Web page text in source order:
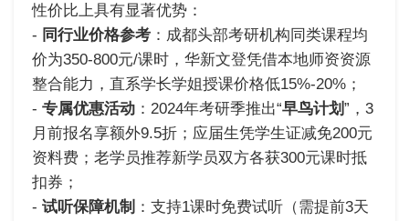
性价比上具有显著优势：
- 同行业价格参考 ：成都头部考研机构同类课程均
价为350-800元/课时，华新文登凭借本地师资资源
整合能力，直系学长学姐授课价格低15%-20%；
- 专属优惠活动 ：2024年考研季推出“早鸟计划”，3
月前报名享额外9.5折；应届生凭学生证减免200元
资料费；老学员推荐新学员双方各获300元课时抵
扣券；
- 试听保障机制 ：支持1课时免费试听（需提前3天